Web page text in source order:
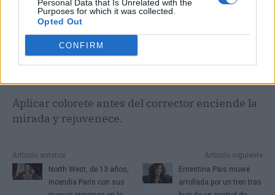
Personal Data that Is Unrelated with the
Purposes for which it was collected.
Opted Out
CONFIRM
Aplicar colorete antes del corrector enciende la
mirada y rejuvenece.
Artículo anterior
North West, de 13 años,
incendia París con sus
Artículo siguiente
Ernestina Pais muere
arrollada por un tren tras